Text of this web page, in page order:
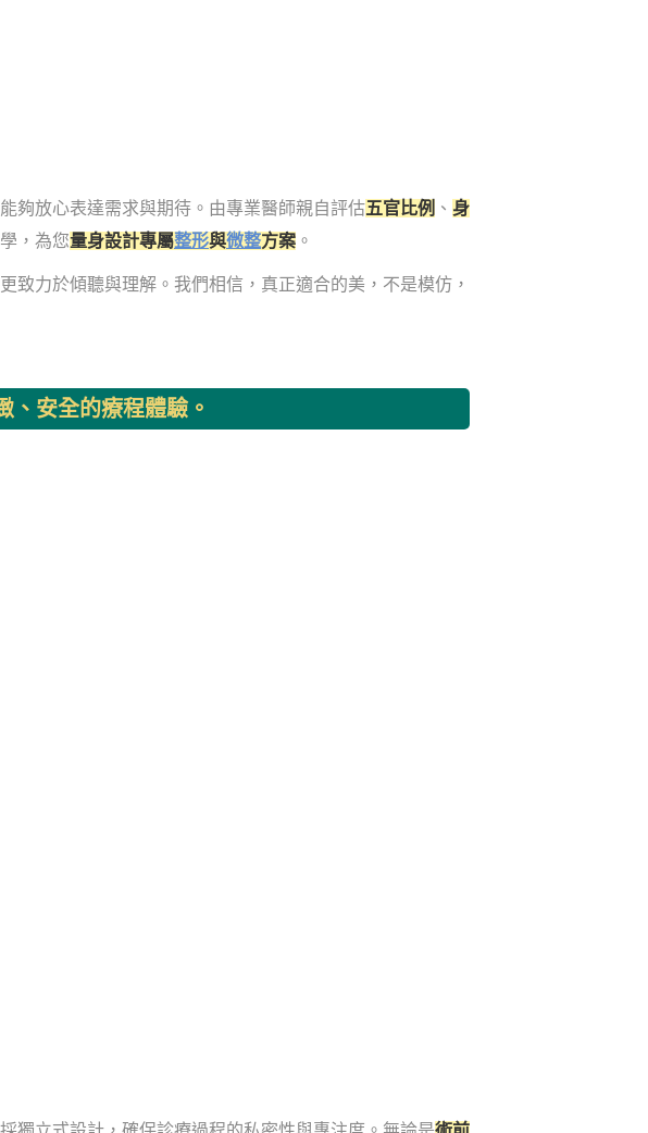
夠放心表達需求與期待。由專業醫師親自評估五官比例 、 身
，為您量身設計專屬整形與微整方案 。
致力於傾聽與理解。我們相信，真正適合的美，不是模仿，
、安全的療程體驗。